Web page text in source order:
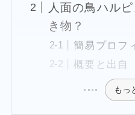
人面の鳥ハル
き物？
簡易プロフ
概要と出自
もっ